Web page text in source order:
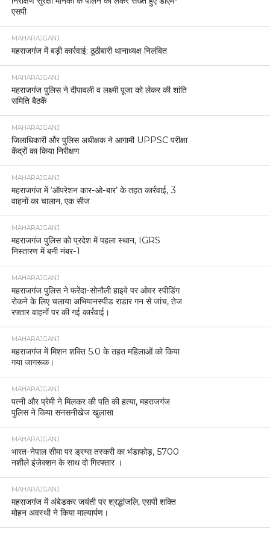
एसपी
MAHARAJGANJ
महराजगंज में बड़ी कार्रवाई: ठूठीबारी थानाध्यक्ष निलंबित
MAHARAJGANJ
महराजगंज पुलिस ने दीपावली व लक्ष्मी पूजा को लेकर की शांति
समिति बैठकें
MAHARAJGANJ
जिलाधिकारी और पुलिस अधीक्षक ने आगामी UPPSC परीक्षा
केंद्रों का किया निरीक्षण
MAHARAJGANJ
महराजगंज में ‘ऑपरेशन कार-ओ-बार’ के तहत कार्रवाई, 3
वाहनों का चालान, एक सीज
MAHARAJGANJ
महराजगंज पुलिस को प्रदेश में पहला स्थान, IGRS
निस्तारण में बनी नंबर-1
MAHARAJGANJ
महराजगंज पुलिस ने फरेंदा-सोनौली हाइवे पर ओवर स्पीडिंग
रोकने के लिए चलाया अभियानस्पीड राडार गन से जांच, तेज
रफ्तार वाहनों पर की गई कार्रवाई।
MAHARAJGANJ
महराजगंज में मिशन शक्ति 5.0 के तहत महिलाओं को किया
गया जागरूक।
MAHARAJGANJ
पत्नी और प्रेमी ने मिलकर की पति की हत्या, महराजगंज
पुलिस ने किया सनसनीखेज खुलासा
MAHARAJGANJ
भारत-नेपाल सीमा पर ड्रग्स तस्करी का भंडाफोड़, 5700
नशीले इंजेक्शन के साथ दो गिरफ्तार ।
MAHARAJGANJ
महराजगंज में अंबेडकर जयंती पर श्रद्धांजलि, एसपी शक्ति
मोहन अवस्थी ने किया माल्यार्पण।